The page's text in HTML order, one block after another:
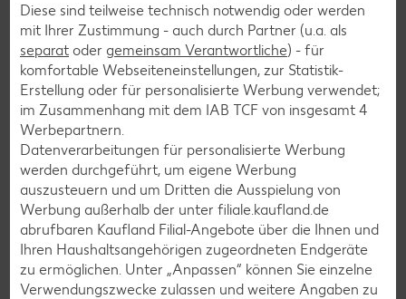
Grill-Rezepte
Muffin-Rezepte
Apfelkuchen-Rezepte
Schokokuchen-Rezepte
Torten-Rezepte
Eis-Rezepte
Pfannkuchen-Rezepte
Plätzchen-Rezepte
Diese sind teilweise technisch notwendig oder werden
mit Ihrer Zustimmung - auch durch Partner (u.a. als
separat oder gemeinsam Verantwortliche) - für
komfortable Webseiteneinstellungen, zur Statistik-
Erstellung oder für personalisierte Werbung verwendet;
im Zusammenhang mit dem IAB TCF von insgesamt 4
Werbepartnern.
Datenverarbeitungen für personalisierte Werbung
werden durchgeführt, um eigene Werbung
auszusteuern und um Dritten die Ausspielung von
Werbung außerhalb der unter filiale.kaufland.de
abrufbaren Kaufland Filial-Angebote über die Ihnen und
Ihren Haushaltsangehörigen zugeordneten Endgeräte
zu ermöglichen. Unter „Anpassen“ können Sie einzelne
Verwendungszwecke zulassen und weitere Angaben zu